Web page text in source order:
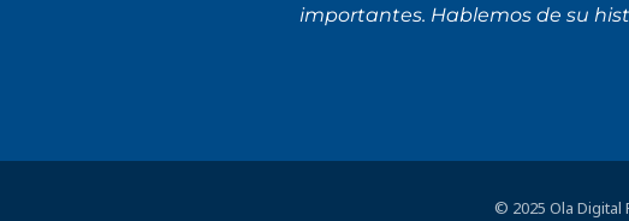
importantes. Hablemos de su
© 2025 Ola Digital